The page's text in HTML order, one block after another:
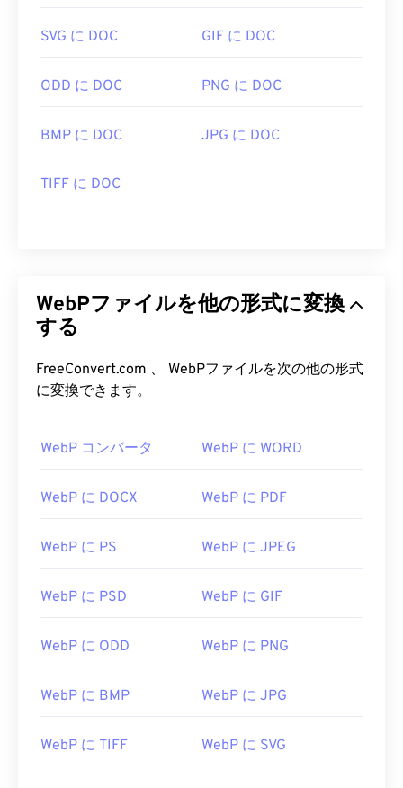
カラーピッカー
を使用してWebP画像から色を選択
SVG に DOC GIF に DOC
ODD に DOC PNG に DOC
BMP に DOC JPG に DOC
TIFF に DOC
WebPファイルを他の形式に変換
する
FreeConvert.com 、 WebPファイルを次の他の形式
に変換できます。
WebP コンバータ WebP に WORD
WebP に DOCX WebP に PDF
WebP に PS WebP に JPEG
WebP に PSD WebP に GIF
WebP に ODD WebP に PNG
WebP に BMP WebP に JPG
WebP に TIFF WebP に SVG